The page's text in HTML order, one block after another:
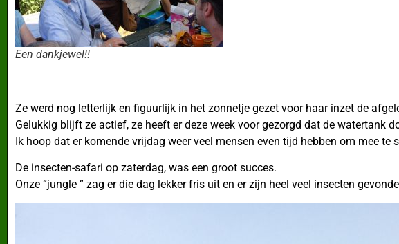
Een dankjewel!!
Ze werd nog letterlijk en figuurlijk in het zonnetje gezet voor haar inzet de
Gelukkig blijft ze actief, ze heeft er deze week voor gezorgd dat de watertank
Ik hoop dat er komende vrijdag weer veel mensen even tijd hebben om mee te
De insecten-safari op zaterdag, was een groot succes.
Onze “jungle ” zag er die dag lekker fris uit en er zijn heel veel insecten